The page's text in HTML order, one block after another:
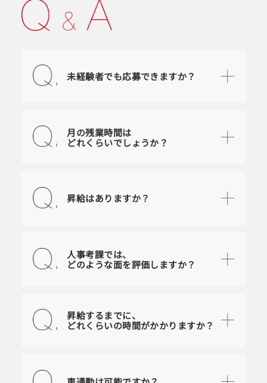
未経験者でも応募できますか？
月の残業時間は
どれくらいでしょうか？
昇給はありますか？
人事考課では、
どのような面を評価しますか？
昇給するまでに、
どれくらいの時間がかかりますか？